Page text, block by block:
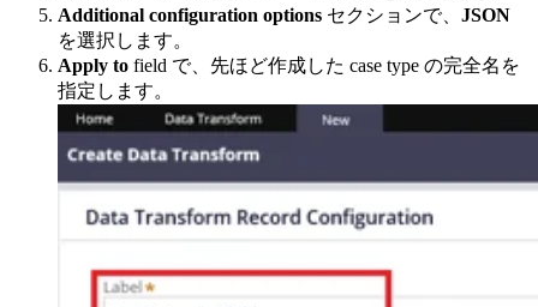
Additional configuration options セクションで、 JSON
を選択します。
Apply to field で、先ほど作成した case type の完全名を
指定します。